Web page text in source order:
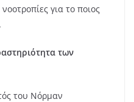
για το ποιος
των
του Νόρμαν